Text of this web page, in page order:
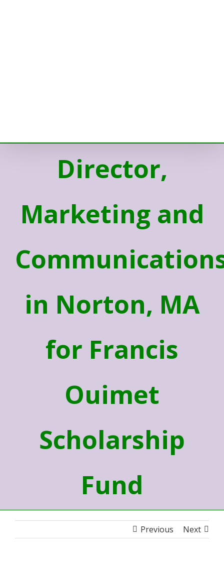
Director,
Marketing and
in Norton, MA
for Francis
Ouimet
Scholarship
Fund
Previous Next